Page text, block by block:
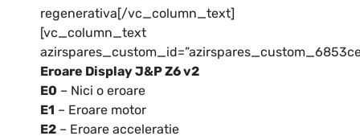
regenerativa[/vc_column_text]
[vc_column_text
Eroare Display J&P Z6 v2
E0 – Nici o eroare
E1 – Eroare motor
E2 – Eroare acceleratie